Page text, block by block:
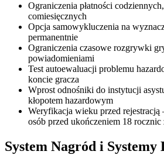
Ograniczenia płatności
comiesięcznych
Opcja samowykluczenia na
permanentnie
Ograniczenia czasowe rozgrywki
powiadomieniami
Test autoewaluacji problemu
koncie gracza
Wprost odnośniki do instytucji
kłopotem hazardowym
Weryfikacja wieku przed rejestracją
osób przed ukończeniem 18 rocznic
System Nagród i Systemy